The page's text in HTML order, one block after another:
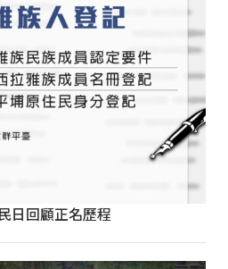
日回顧正名歷程